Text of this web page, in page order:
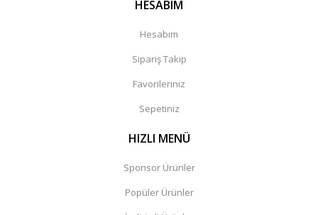
HESABIM
Hesabım
Sipariş Takip
Favorileriniz
Sepetiniz
HIZLI MENÜ
Sponsor Ürünler
Popüler Ürünler